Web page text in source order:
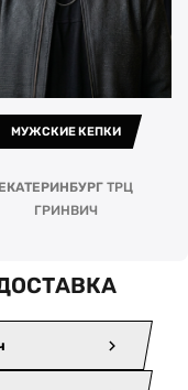
МУЖСКИЕ КЕПКИ
ЕКАТЕРИНБУРГ ТРЦ
ГРИНВИЧ